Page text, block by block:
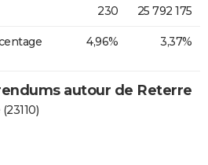
230 25 792 175
4,96% 3,37%
autour de Reterre